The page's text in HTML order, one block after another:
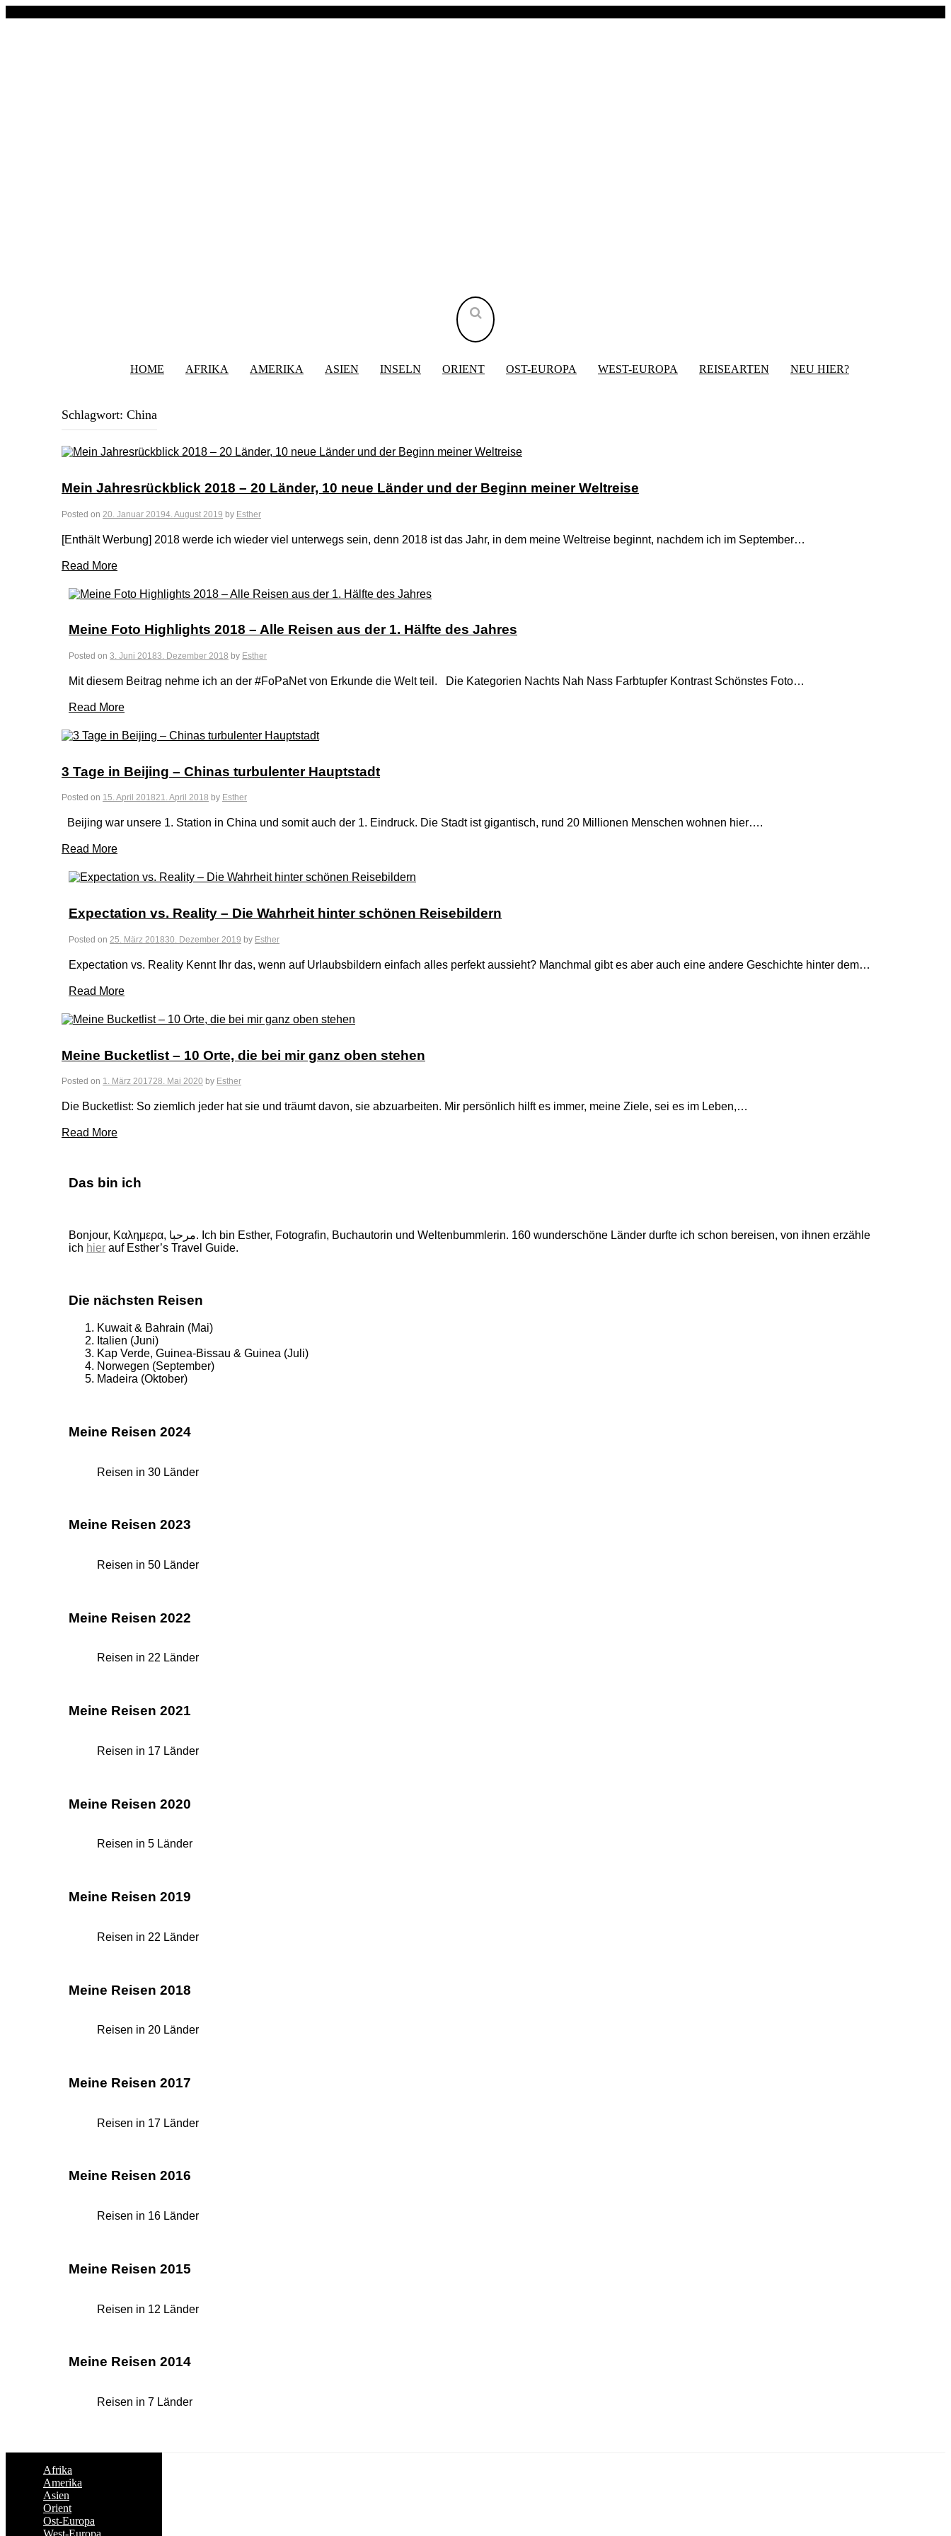
HOME AFRIKA AMERIKA ASIEN INSELN ORIENT OST-EUROPA WEST-EUROPA REISEARTEN NEU HIER?
Schlagwort: China
Mein Jahresrückblick 2018 – 20 Länder, 10 neue Länder und der Beginn meiner Weltreise
Posted on 20. Januar 20194. August 2019 by Esther
[Enthält Werbung] 2018 werde ich wieder viel unterwegs sein, denn 2018 ist das Jahr, in dem meine Weltreise beginnt, nachdem ich im September…
Read More
Meine Foto Highlights 2018 – Alle Reisen aus der 1. Hälfte des Jahres
Posted on 3. Juni 20183. Dezember 2018 by Esther
Mit diesem Beitrag nehme ich an der #FoPaNet von Erkunde die Welt teil. Die Kategorien Nachts Nah Nass Farbtupfer Kontrast Schönstes Foto…
Read More
3 Tage in Beijing – Chinas turbulenter Hauptstadt
Posted on 15. April 201821. April 2018 by Esther
Beijing war unsere 1. Station in China und somit auch der 1. Eindruck. Die Stadt ist gigantisch, rund 20 Millionen Menschen wohnen hier….
Read More
Expectation vs. Reality – Die Wahrheit hinter schönen Reisebildern
Posted on 25. März 201830. Dezember 2019 by Esther
Expectation vs. Reality Kennt Ihr das, wenn auf Urlaubsbildern einfach alles perfekt aussieht? Manchmal gibt es aber auch eine andere Geschichte hinter dem…
Read More
Meine Bucketlist – 10 Orte, die bei mir ganz oben stehen
Posted on 1. März 201728. Mai 2020 by Esther
Die Bucketlist: So ziemlich jeder hat sie und träumt davon, sie abzuarbeiten. Mir persönlich hilft es immer, meine Ziele, sei es im Leben,…
Read More
Das bin ich
Bonjour, Καλημερα, مرحبا. Ich bin Esther, Fotografin, Buchautorin und Weltenbummlerin. 160 wunderschöne Länder durfte ich schon bereisen, von ihnen erzähle
ich hier auf Esther’s Travel Guide.
Die nächsten Reisen
Kuwait & Bahrain (Mai)
Italien (Juni)
Kap Verde, Guinea-Bissau & Guinea (Juli)
Norwegen (September)
Madeira (Oktober)
Meine Reisen 2024
Reisen in 30 Länder
Meine Reisen 2023
Reisen in 50 Länder
Meine Reisen 2022
Reisen in 22 Länder
Meine Reisen 2021
Reisen in 17 Länder
Meine Reisen 2020
Reisen in 5 Länder
Meine Reisen 2019
Reisen in 22 Länder
Meine Reisen 2018
Reisen in 20 Länder
Meine Reisen 2017
Reisen in 17 Länder
Meine Reisen 2016
Reisen in 16 Länder
Meine Reisen 2015
Reisen in 12 Länder
Meine Reisen 2014
Reisen in 7 Länder
Afrika
Amerika
Asien
Orient
Ost-Europa
West-Europa